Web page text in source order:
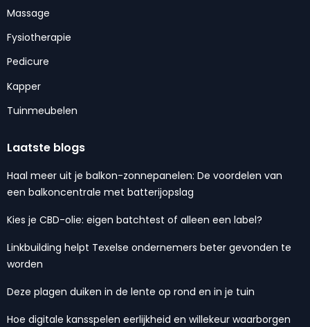
Massage
Fysiotherapie
Pedicure
Kapper
Tuinmeubelen
Laatste blogs
Haal meer uit je balkon-zonnepanelen: De voordelen van
een balkoncentrale met batterijopslag
Kies je CBD-olie: eigen batchtest of alleen een label?
Linkbuilding helpt Texelse ondernemers beter gevonden te
worden
Deze plagen duiken in de lente op rond en in je tuin
Hoe digitale kansspelen eerlijkheid en willekeur waarborgen